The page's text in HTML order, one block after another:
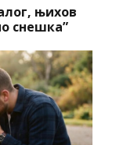
њихов
снешка”